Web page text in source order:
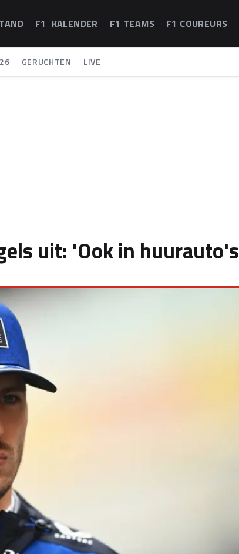
F1 KALENDER F1 TEAMS F1 COUREURS
GERUCHTEN LIVE
uit: 'Ook in huurauto's